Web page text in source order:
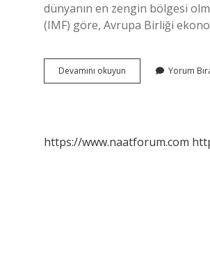
dünyanın en zengin bölgesi
(IMF) göre, Avrupa Birliği
Devamını okuyun
Ekonomisi
Yorum
https://www.naatforum.com